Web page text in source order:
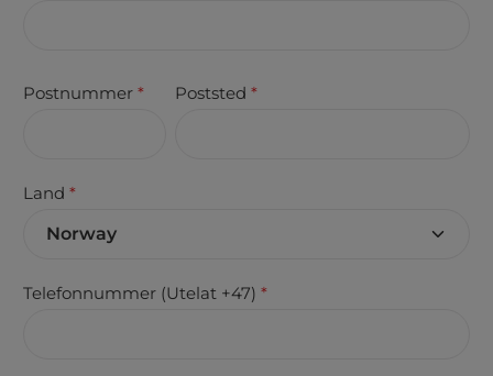
Postnummer * Poststed *
Land *
Telefonnummer (Utelat +47) *